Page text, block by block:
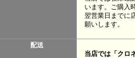
います。ご購入
翌営業日までに
願いします。
配送
当店では「クロ